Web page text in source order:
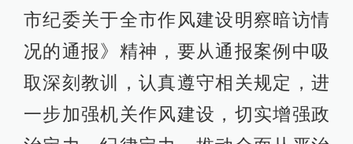
市纪委关于全市作风建设明察暗访情
况的通报》精神，要从通报案例中吸
取深刻教训，认真遵守相关规定，进
一步加强机关作风建设，切实增强政